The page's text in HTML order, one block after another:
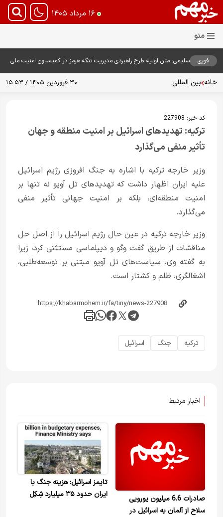
۱۶ مرداد ۱۴۰۵
فوری
سلیمی: متن اولیه طرح راهبردی مدیریت تنگه هرمز در کمیسیون امنیت ملی
خانه بین المللی ۳۰ فروردین ۱۴۰۵ / ۱۵:۵۳
کد خبر: 227908
ترکیه: تهدیدهای اسرائیل بر امنیت منطقه و جهان
تأثیر منفی می‌گذارد
وزیر خارجه ترکیه با اشاره به جنگ افروزی رژیم اسرائیل
علیه ایران اظهار داشت که تهدیدهای تل آویو نه تنها بر
امنیت منطقه‌ای، بلکه بر امنیت جهانی تأثیر منفی
می‌گذارد.
وزیر خارجه ترکیه در عین حال رژیم اسرائیل را از اصل حل
مناقشات از طریق گفت وگو و دیپلماسی مستثنی کرد، زیرا
به گفته وی، سیاست‌های تل آویو مبتنی بر توسعه‌طلبی،
اشغالگری، ظلم و کشتار است.
ترکیه جنگ اسرائیل
اخبار مرتبط
صادرات 6.6 میلیون یورویی
سلاح از آلمان به اسرائیل در
تایمز اسرائیل: هزینه جنگ با
ایران حدود ۳۵ میلیارد شِکِل